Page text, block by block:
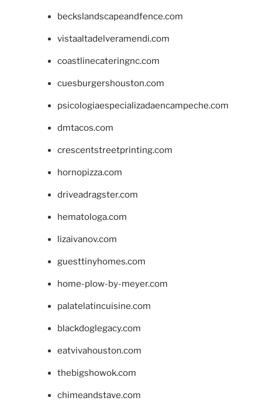
beckslandscapeandfence.com
vistaaltadelveramendi.com
coastlinecateringnc.com
cuesburgershouston.com
psicologiaespecializadaencampeche.com
dmtacos.com
crescentstreetprinting.com
hornopizza.com
driveadragster.com
hematologa.com
lizaivanov.com
guesttinyhomes.com
home-plow-by-meyer.com
palatelatincuisine.com
blackdoglegacy.com
eatvivahouston.com
thebigshowok.com
chimeandstave.com